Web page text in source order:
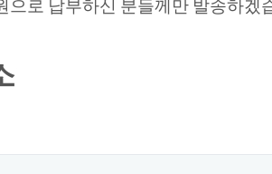
으로 납부하신 분들께만 발송하겠